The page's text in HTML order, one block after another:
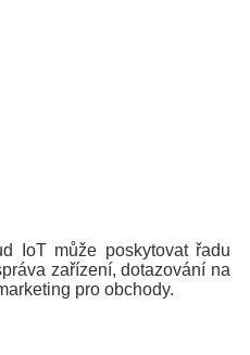
IoT může poskytovat řadu
zařízení, dotazování na
pro obchody.